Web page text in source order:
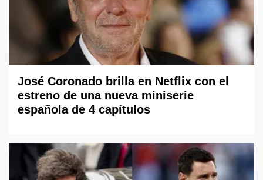
José Coronado brilla en Netflix con el
estreno de una nueva miniserie
española de 4 capítulos